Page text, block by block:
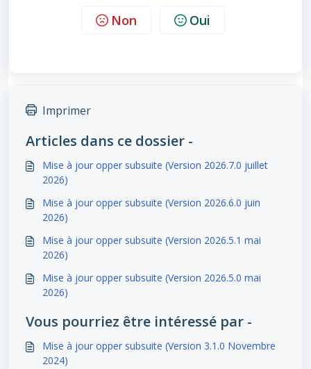
Non Oui
Imprimer
Articles dans ce dossier -
Mise à jour opper subsuite (Version 2026.7.0 juillet
2026)
Mise à jour opper subsuite (Version 2026.6.0 juin
2026)
Mise à jour opper subsuite (Version 2026.5.1 mai
2026)
Mise à jour opper subsuite (Version 2026.5.0 mai
2026)
Vous pourriez être intéressé par -
Mise à jour opper subsuite (Version 3.1.0 Novembre
2024)